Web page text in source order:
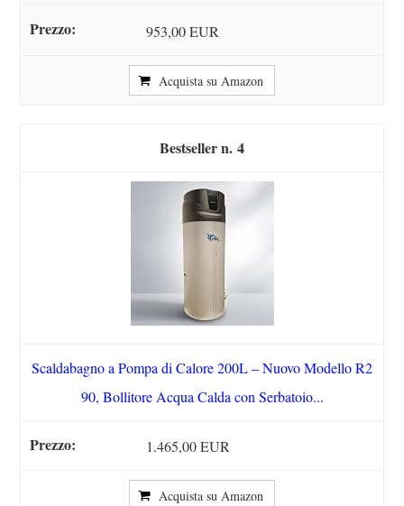
953,00 EUR
Acquista su Amazon
4
Scaldabagno a Pompa di Calore 200L – Nuovo Modello R2
90, Bollitore Acqua Calda con Serbatoio...
1.465,00 EUR
Acquista su Amazon